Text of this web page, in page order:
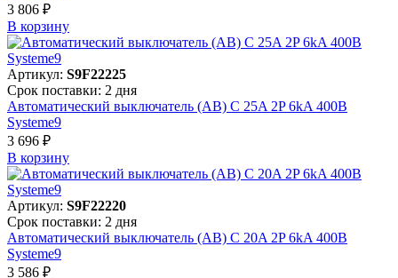
3 806 ₽
В корзинy
Артикул: S9F22225
Срок поставки: 2 дня
Автоматический выключатель (АВ) C 25A 2P 6kA 400В
Systeme9
3 696 ₽
В корзинy
Артикул: S9F22220
Срок поставки: 2 дня
Автоматический выключатель (АВ) C 20A 2P 6kA 400В
Systeme9
3 586 ₽